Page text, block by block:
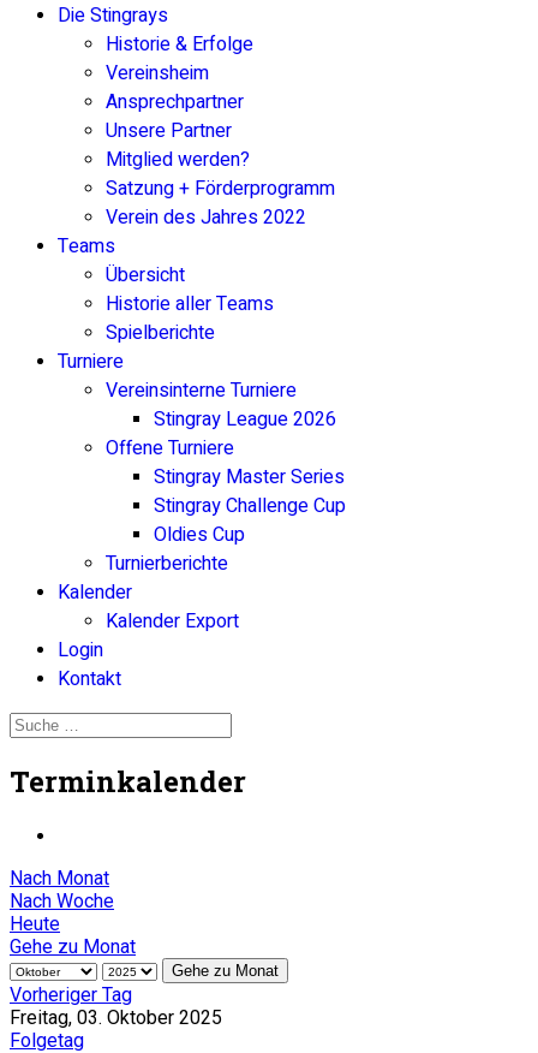
Die Stingrays
Historie & Erfolge
Vereinsheim
Ansprechpartner
Unsere Partner
Mitglied werden?
Satzung + Förderprogramm
Verein des Jahres 2022
Teams
Übersicht
Historie aller Teams
Spielberichte
Turniere
Vereinsinterne Turniere
Stingray League 2026
Offene Turniere
Stingray Master Series
Stingray Challenge Cup
Oldies Cup
Turnierberichte
Kalender
Kalender Export
Login
Kontakt
Terminkalender
Nach Monat
Nach Woche
Heute
Gehe zu Monat
Gehe zu Monat
Vorheriger Tag
Freitag, 03. Oktober 2025
Folgetag